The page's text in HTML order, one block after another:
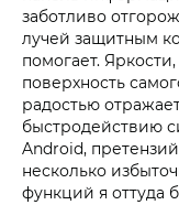
заботливо
лучей защитным
помогает.
поверхность
радостью
быстродействию
Android,
несколько
функций я оттуда